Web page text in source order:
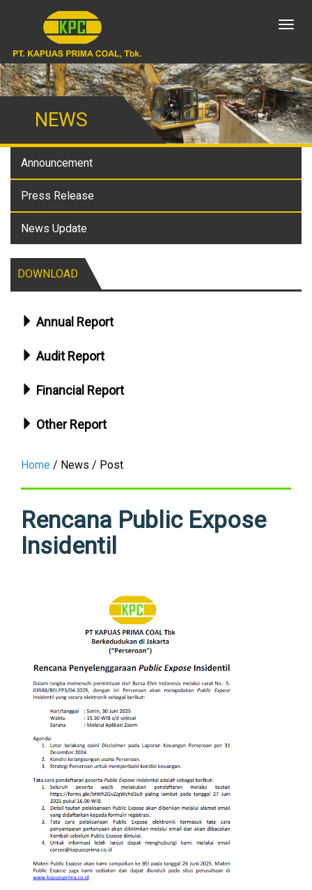
NEWS
Announcement
Press Release
News Update
DOWNLOAD
Annual Report
Audit Report
Financial Report
Other Report
Home / News / Post
Rencana Public Expose
Insidentil